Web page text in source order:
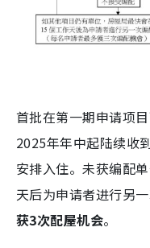
首批在第一期申请项
2025年年中起陆续收
安排入住。未获编配
天后为申请者进行另一
获3次配屋机会。